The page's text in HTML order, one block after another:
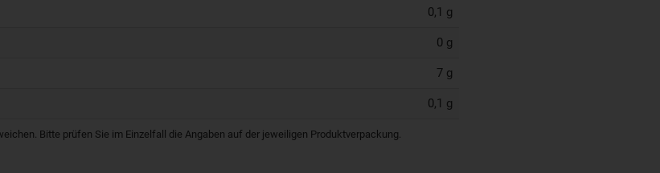
0,1 g
0 g
7 g
0,1 g
Bitte prüfen Sie im Einzelfall die Angaben auf der jeweiligen Produktverpackung.